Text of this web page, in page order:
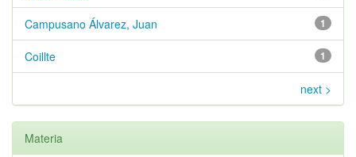
1
Campusano Álvarez, Juan
1
Coillte
next >
Materia